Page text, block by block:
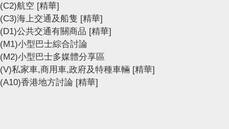
(C2)航空 [精華]
(C3)海上交通及船隻 [精華]
(D1)公共交通有關商品 [精華]
(M1)小型巴士綜合討論
(M2)小型巴士多媒體分享區
(V)私家車,商用車,政府及特種車輛 [精華]
(A10)香港地方討論 [精華]